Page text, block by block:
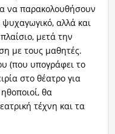
να παρακολουθήσουν
αλλά και
μετά την
με τους μαθητές.
(που υπογράφει το
στο θέατρο για
θα
τέχνη και τα